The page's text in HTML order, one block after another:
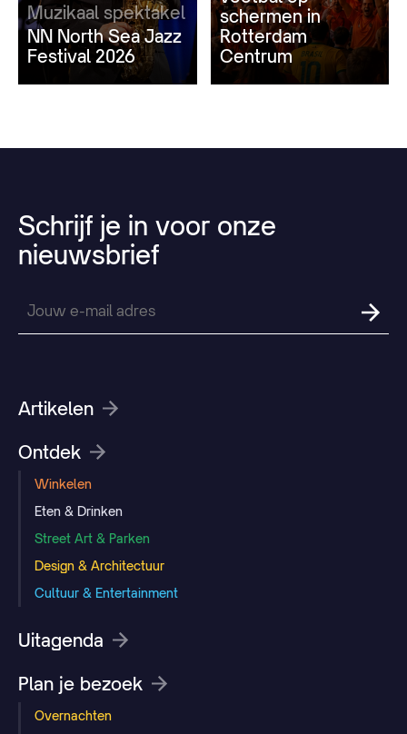
Muzikaal spektakel
NN North Sea Jazz
Festival 2026
schermen in
Rotterdam
Centrum
Schrijf je in voor onze
nieuwsbrief
Artikelen
Ontdek
Winkelen
Eten & Drinken
Street Art & Parken
Design & Architectuur
Cultuur & Entertainment
Uitagenda
Plan je bezoek
Overnachten